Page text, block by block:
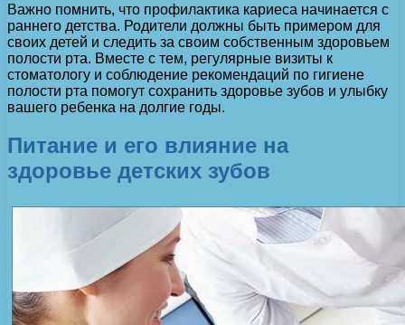
Важно помнить, что профилактика кариеса начинается с
раннего детства. Родители должны быть примером для
своих детей и следить за своим собственным здоровьем
полости рта. Вместе с тем, регулярные визиты к
стоматологу и соблюдение рекомендаций по гигиене
полости рта помогут сохранить здоровье зубов и улыбку
вашего ребенка на долгие годы.
Питание и его влияние на
здоровье детских зубов